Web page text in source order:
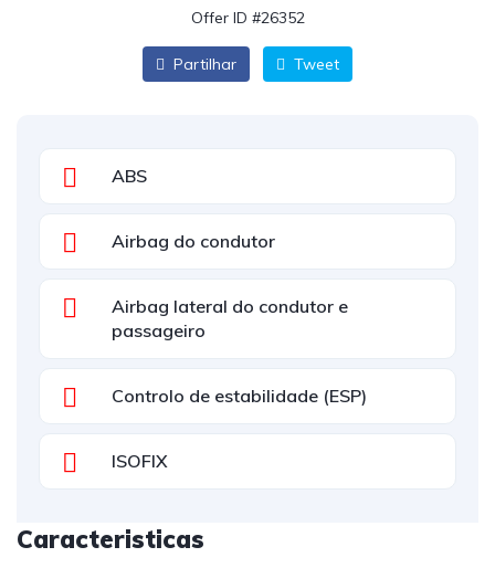
Offer ID #26352
Partilhar Tweet
ABS
Airbag do condutor
Airbag lateral do condutor e
passageiro
Controlo de estabilidade (ESP)
ISOFIX
Caracteristicas